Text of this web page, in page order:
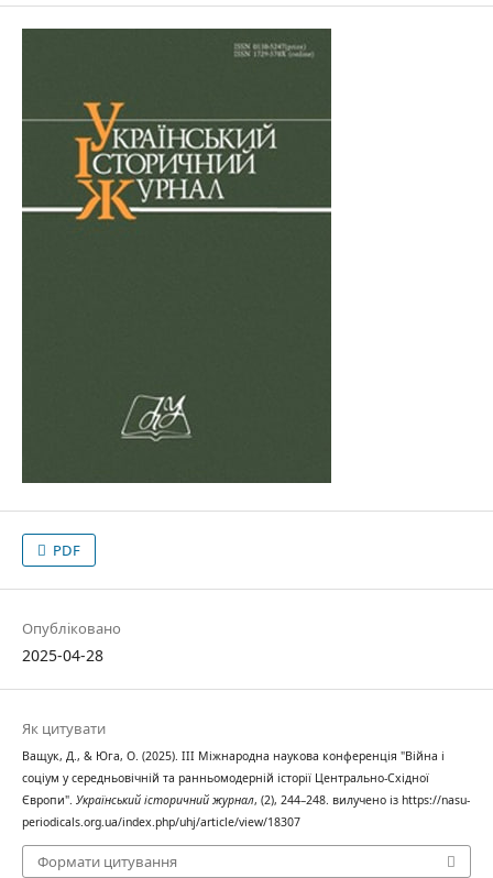
PDF
Опубліковано
2025-04-28
Як цитувати
Ващук, Д., & Юга, О. (2025). III Міжнародна наукова конференція "Війна і
соціум у середньовічній та ранньомодерній історії Центрально-Східної
Європи". Український історичний журнал, (2), 244–248. вилучено із https://nasu-
periodicals.org.ua/index.php/uhj/article/view/18307
Формати цитування